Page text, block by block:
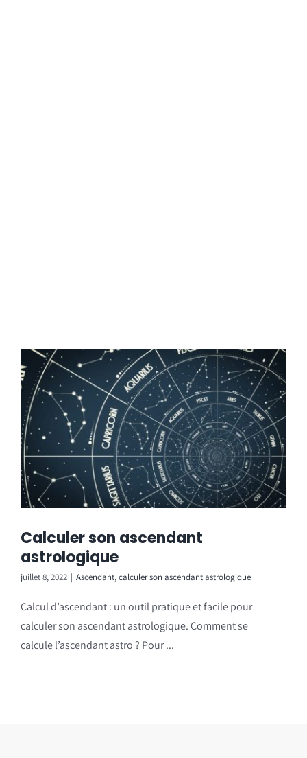
Calculer son ascendant
astrologique
juillet 8, 2022 | Ascendant,calculer son ascendant astrologique
Calcul d’ascendant : un outil pratique et facile pour
calculer son ascendant astrologique. Comment se
calcule l’ascendant astro ? Pour ...